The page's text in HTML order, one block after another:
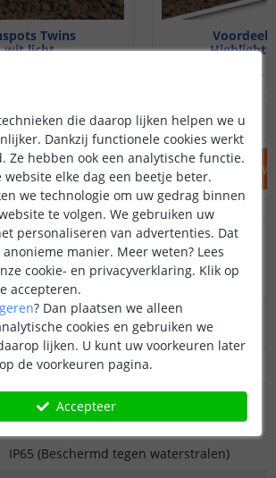
Twins
wit licht
44,95
Highlight
OP VOORRAAD
IN
LED Spot
Functioneel en decoratief
IP65 (Beschermd tegen waterstralen)
die daarop lijken helpen we u
Dankzij functionele cookies werkt
Ze hebben ook een analytische functie.
website elke dag een beetje beter.
we technologie om uw gedrag binnen
te volgen. We gebruiken uw
personaliseren van advertenties. Dat
manier. Meer weten? Lees
cookie- en privacyverklaring. Klik op
accepteren.
? Dan plaatsen we alleen
cookies en gebruiken we
lijken. U kunt uw voorkeuren later
de voorkeuren pagina.
Accepteer